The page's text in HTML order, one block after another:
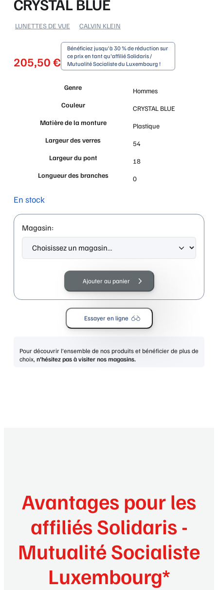
CRYSTAL BLUE
LUNETTES DE VUE CALVIN KLEIN
205,50 €
Bénéficiez jusqu'à 30 % de réduction sur
ce prix en tant qu'affilié Solidaris /
Mutualité Socialiste du Luxembourg !
Genre
Hommes
Couleur
CRYSTAL BLUE
Matière de la monture
Plastique
Largeur des verres
54
Largeur du pont
18
Longueur des branches
0
En stock
Magasin:
KLEIN
Ajouter au panier
Essayer en ligne
Pour découvrir l’ensemble de nos produits et bénéficier de plus de
choix, n’hésitez pas à visiter nos magasins.
Avantages pour les
affiliés Solidaris -
Mutualité Socialiste
Luxembourg*